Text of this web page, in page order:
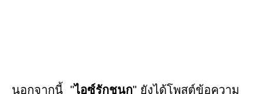
นอกจากนี้ "ไอซ์รักชนก" ยังได้โพสต์ข้อความ